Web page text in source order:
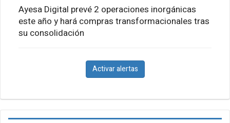
Ayesa Digital prevé 2 operaciones inorgánicas
este año y hará compras transformacionales tras
su consolidación
Activar alertas